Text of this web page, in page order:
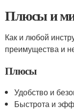
Плюсы и
Как и любой
преимущества и
Плюсы
Удобство и
Быстрота и